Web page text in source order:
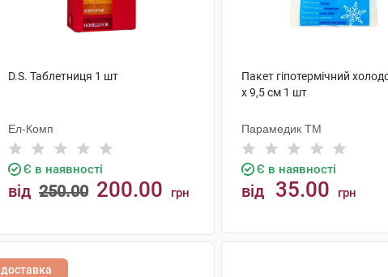
D.S. Таблетниця 1 шт
Ел-Комп
Є в наявності
від 250.00 200.00 грн
Пакет гіпотермічний
x 9,5 см 1 шт
Парамедик ТМ
Є в наявності
від 35.00 грн
доставка